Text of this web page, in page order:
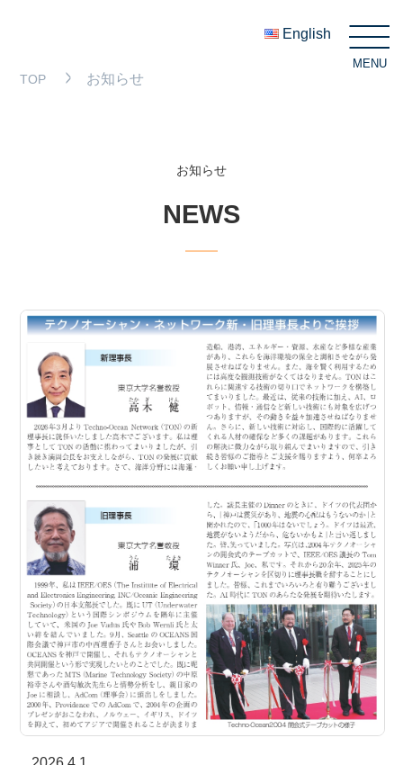
MENU
English
TOP お知らせ
お知らせ
NEWS